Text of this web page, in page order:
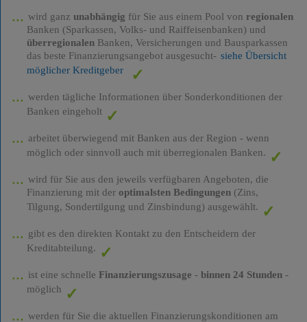
wird ganz unabhängig für Sie aus einem Pool von regionalen
Banken (Sparkassen, Volks- und Raiffeisenbanken) und
überregionalenBanken, Versicherungen und Bausparkassen
das beste Finanzierungsangebot ausgesucht- siehe Übersicht
möglicher Kreditgeber
werden tägliche Informationen über Sonderkonditionen der
Banken eingeholt
arbeitet überwiegend mit Banken aus der Region - wenn
möglich oder sinnvoll auch mit überregionalen Banken.
wird für Sie aus den jeweils verfügbaren Angeboten, die
Finanzierung mit der optimalsten Bedingungen(Zins,
Tilgung, Sondertilgung und Zinsbindung) ausgewählt.
gibt es den direkten Kontakt zu den Entscheidern der
Kreditabteilung.
ist eine schnelle Finanzierungszusage - binnen 24 Stunden-
möglich
werden für Sie die aktuellen Finanzierungskonditionen am